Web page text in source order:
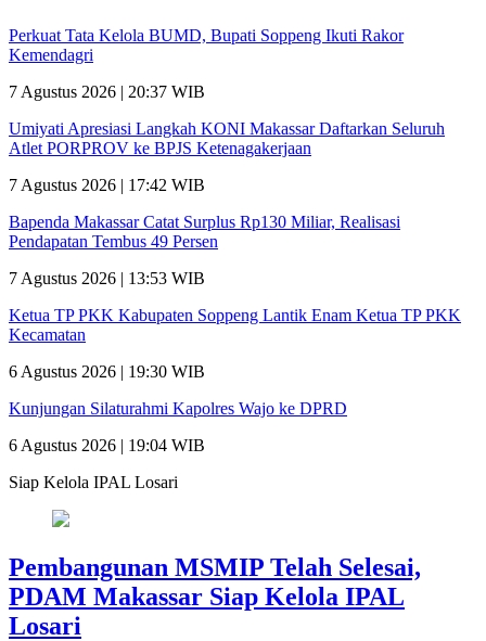
Perkuat Tata Kelola BUMD, Bupati Soppeng Ikuti Rakor
Kemendagri
7 Agustus 2026 | 20:37 WIB
Umiyati Apresiasi Langkah KONI Makassar Daftarkan Seluruh
Atlet PORPROV ke BPJS Ketenagakerjaan
7 Agustus 2026 | 17:42 WIB
Bapenda Makassar Catat Surplus Rp130 Miliar, Realisasi
Pendapatan Tembus 49 Persen
7 Agustus 2026 | 13:53 WIB
Ketua TP PKK Kabupaten Soppeng Lantik Enam Ketua TP PKK
Kecamatan
6 Agustus 2026 | 19:30 WIB
Kunjungan Silaturahmi Kapolres Wajo ke DPRD
6 Agustus 2026 | 19:04 WIB
Siap Kelola IPAL Losari
Pembangunan MSMIP Telah Selesai,
PDAM Makassar Siap Kelola IPAL
Losari